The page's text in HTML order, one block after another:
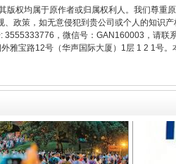
版权均属于原作者或归属权利人。我们尊重
政策，如无意侵犯到贵公司或个人的知识
，微信号：GAN160003，请联
宝路12号（华声国际大厦）1层 1 2 1号